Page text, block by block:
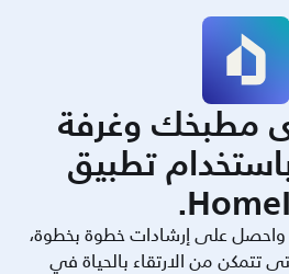
مطبخك وغرفة
تطبيق
على إرشادات خطوة بخطوة،
تتمكن من الارتقاء بالحياة في